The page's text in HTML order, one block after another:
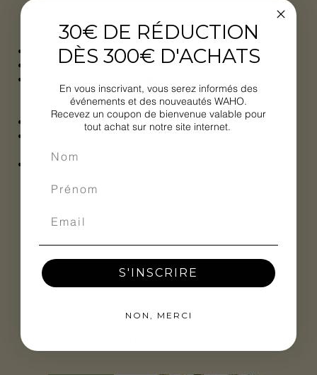
Caractéristiques
Disponible en 38 couleurs.
Peinture epoxy.
Vous pouvez l’utiliser dehors en toutes saisons,
même en bord de mer.
Dimensions : Plateau ∅70 cm. Hauteur 61 cm
À monter soi-même, la visserie et la notice de
montage sont fournies.
Fabrication 100% française
30€ DE RÉDUCTION
DÈS 300€ D'ACHATS
En vous inscrivant, vous serez informés des
événements et des nouveautés WAHO.
Recevez un coupon de bienvenue valable pour
tout achat sur notre site internet.
S'INSCRIRE
NON, MERCI